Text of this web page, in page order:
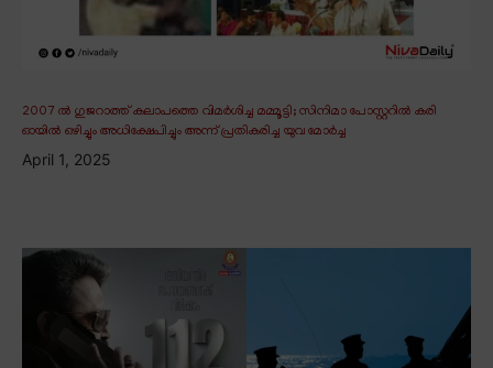
2007 ൽ ഗുജറാത്ത് കലാപത്തെ വിമർശിച്ച മമ്മൂട്ടി; സിനിമാ പോസ്റ്ററിൽ കരി
ഓയിൽ ഒഴിച്ചും അധിക്ഷേപിച്ചും അന്ന് പ്രതികരിച്ച യുവ മോർച്ച
April 1, 2025